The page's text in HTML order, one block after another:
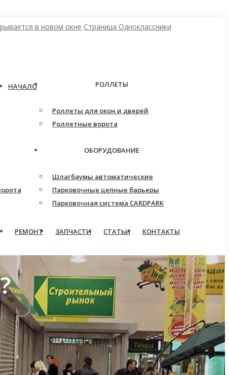
в новом окне Страница Одноклассники
НАЧАЛО РОЛЛЕТЫ
Роллеты для окон и дверей
Роллетные ворота
ОБОРУДОВАНИЕ
Шлагбаумы автоматические
Парковочные цепные барьеры
Парковочная система CARDPARK
РЕМОНТ ЗАПЧАСТИ СТАТЬИ КОНТАКТЫ